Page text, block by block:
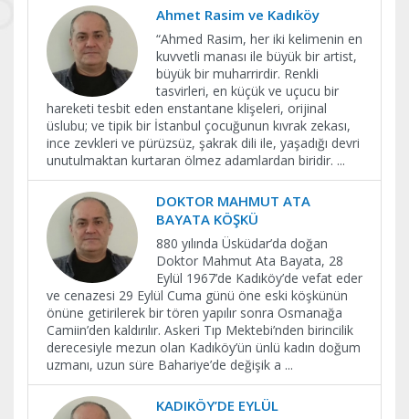
Ahmet Rasim ve Kadıköy
“Ahmed Rasim, her iki kelimenin en
kuvvetli manası ile büyük bir artist,
büyük bir muharrirdir. Renkli
tasvirleri, en küçük ve uçucu bir
hareketi tesbit eden enstantane klişeleri, orijinal
üslubu; ve tipik bir İstanbul çocuğunun kıvrak zekası,
ince zevkleri ve pürüzsüz, şakrak dili ile, yaşadığı devri
unutulmaktan kurtaran ölmez adamlardan biridir. ...
DOKTOR MAHMUT ATA
BAYATA KÖŞKÜ
880 yılında Üsküdar’da doğan
Doktor Mahmut Ata Bayata, 28
Eylül 1967’de Kadıköy’de vefat eder
ve cenazesi 29 Eylül Cuma günü öne eski köşkünün
önüne getirilerek bir tören yapılır sonra Osmanağa
Camiin’den kaldırılır. Askeri Tıp Mektebi’nden birincilik
derecesiyle mezun olan Kadıköy’ün ünlü kadın doğum
uzmanı, uzun süre Bahariye’de değişik a ...
KADIKÖY’DE EYLÜL